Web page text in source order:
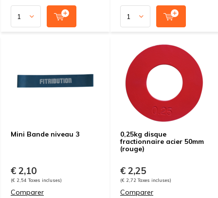
Mini Bande niveau 3
€ 2,10
(€ 2,54 Taxes incluses)
Comparer
0,25kg disque
fractionnaire acier 50mm
(rouge)
€ 2,25
(€ 2,72 Taxes incluses)
Comparer